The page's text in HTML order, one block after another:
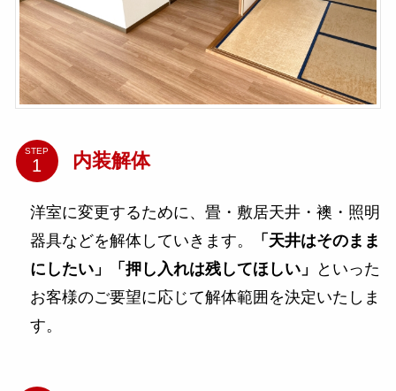
STEP 内装解体
洋室に変更するために、畳・敷居天井・襖・照明
器具などを解体していきます。
「天井はそのまま
にしたい」「押し入れは残してほしい」
といった
お客様のご要望に応じて解体範囲を決定いたしま
す。